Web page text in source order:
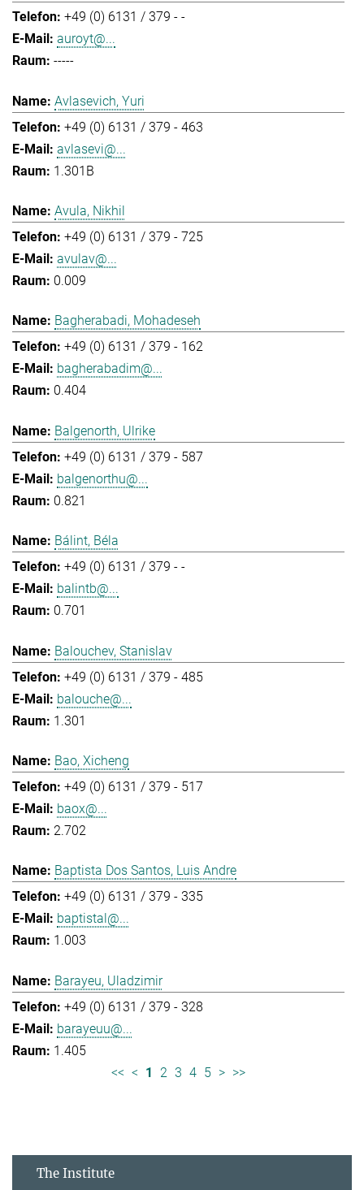
+49 (0) 6131 / 379 - -
auroyt@...
-----
Avlasevich, Yuri
+49 (0) 6131 / 379 - 463
avlasevi@...
1.301B
Avula, Nikhil
+49 (0) 6131 / 379 - 725
avulav@...
0.009
Bagherabadi, Mohadeseh
+49 (0) 6131 / 379 - 162
bagherabadim@...
0.404
Balgenorth, Ulrike
+49 (0) 6131 / 379 - 587
balgenorthu@...
0.821
Bálint, Béla
+49 (0) 6131 / 379 - -
balintb@...
0.701
Balouchev, Stanislav
+49 (0) 6131 / 379 - 485
balouche@...
1.301
Bao, Xicheng
+49 (0) 6131 / 379 - 517
baox@...
2.702
Baptista Dos Santos, Luis Andre
+49 (0) 6131 / 379 - 335
baptistal@...
1.003
Barayeu, Uladzimir
+49 (0) 6131 / 379 - 328
barayeuu@...
1.405
<< < 1 2 3 4 5 > >>
The Institute